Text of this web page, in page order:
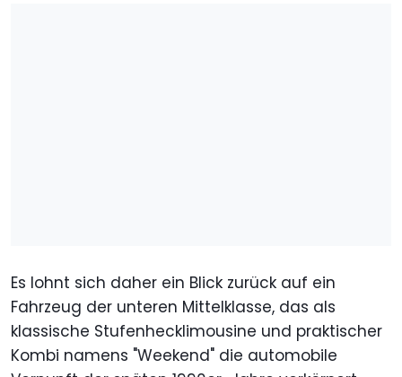
Es lohnt sich daher ein Blick zurück auf ein
Fahrzeug der unteren Mittelklasse, das als
klassische Stufenhecklimousine und praktischer
Kombi namens "Weekend" die automobile